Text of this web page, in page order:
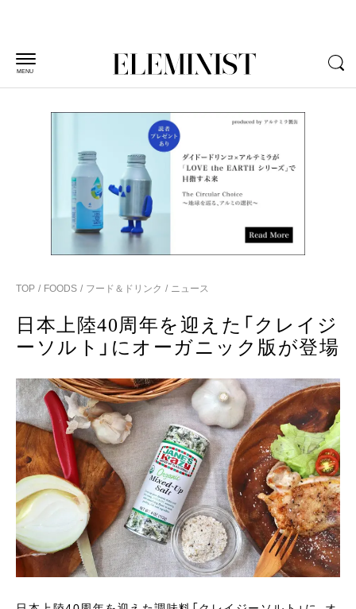
MENU
TOP FOODS フード＆ドリンク ニュース
日本上陸40周年を迎えた「クレイジ
ーソルト」にオーガニック版が登場